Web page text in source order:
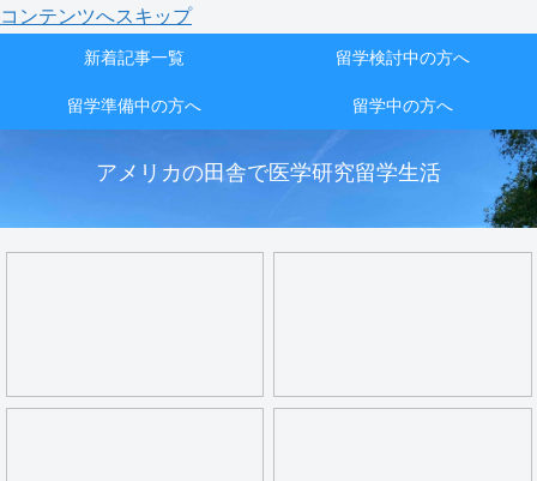
コンテンツへスキップ
アメリカの田舎で医学研究留学生活
新着記事一覧 留学検討中の方へ
留学準備中の方へ 留学中の方へ